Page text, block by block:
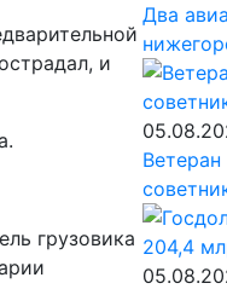
и
грузовика
Два